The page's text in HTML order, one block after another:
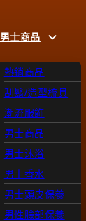
男士商品
熱銷商品
刮鬍/造型梳具
潮流服飾
男士商品
男士沐浴
男士香水
男士頭皮保養
男性臉部保養